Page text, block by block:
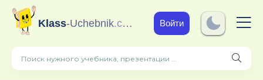
Klass-Uchebnik.com Войти